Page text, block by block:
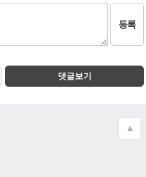
등록
댓글보기
▲